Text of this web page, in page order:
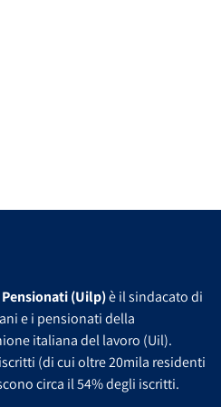
la news
(Uilp)è il sindacato di
e i pensionati della
italiana del lavoro (Uil).
(di cui oltre 20mila residenti
circa il 54% degli iscritti.